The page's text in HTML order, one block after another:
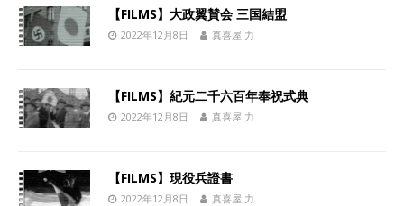
【FILMS】大政翼賛会 三国結盟
2022年12月8日 真喜屋 力
【FILMS】紀元二千六百年奉祝式典
2022年12月8日 真喜屋 力
【FILMS】現役兵證書
2022年12月8日 真喜屋 力